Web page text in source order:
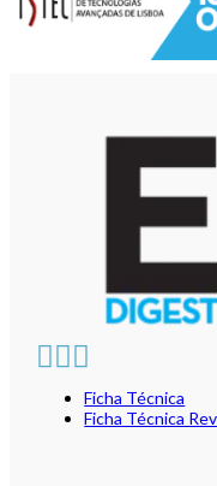
Ficha Técnica
Ficha Técnica